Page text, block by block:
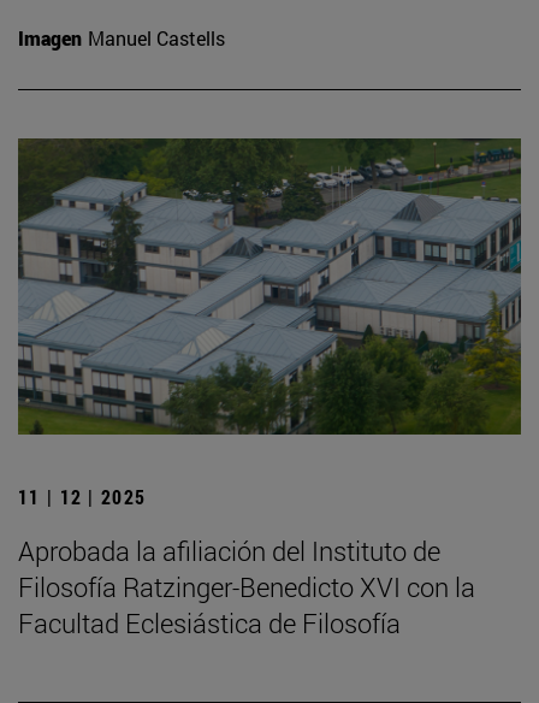
Imagen Manuel Castells
11 | 12 | 2025
Aprobada la afiliación del Instituto de
Filosofía Ratzinger-Benedicto XVI con la
Facultad Eclesiástica de Filosofía